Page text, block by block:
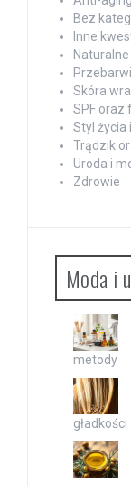
Bez
Inne
Skóra
SPF oraz
Styl życia
Trądzik
Uroda i
Zdrowie
Moda i
metody
gładkości